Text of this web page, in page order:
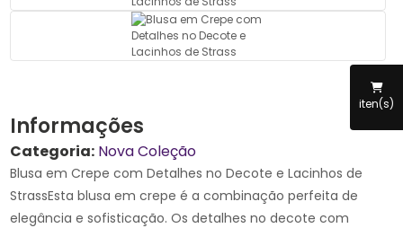
iten(s)
Informações
Categoria: Nova Coleção
Blusa em Crepe com Detalhes no Decote e Lacinhos de
StrassEsta blusa em crepe é a combinação perfeita de
elegância e sofisticação. Os detalhes no decote com